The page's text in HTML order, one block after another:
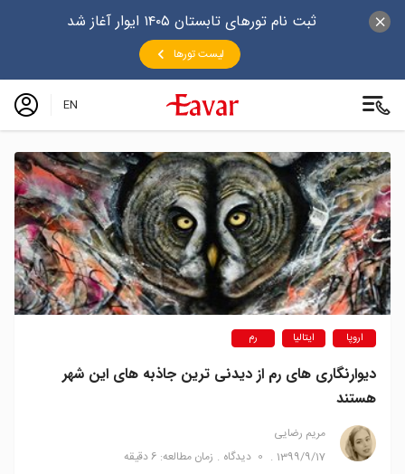
ثبت نام تورهای تابستان ۱۴۰۵ ایوار آغاز شد
لیست تورها
EN
اروپا ایتالیا رم
دیوارنگاری های رم از دیدنی ترین جاذبه های این شهر
هستند
مریم رضایی
1399/9/17
0 دیدگاه زمان مطالعه: 6 دقیقه